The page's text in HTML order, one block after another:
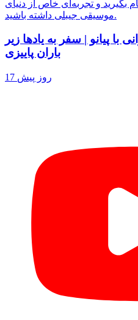
بگیرید و تجربه‌ای خاص از دنیای
موسیقی جیبلی داشته باشید.
با پیانو | سفر به یادها زیر
باران پاییزی
17 روز پیش